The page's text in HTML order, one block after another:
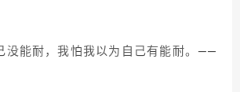
没能耐，我怕我以为自己有能耐。——